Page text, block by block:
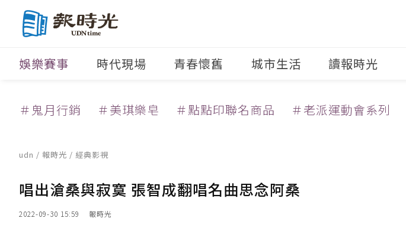
娛樂賽事 時代現場 青春懷舊 城市生活 讀報時光
＃鬼月行銷 ＃美琪樂皂 ＃點點印聯名商品 ＃老派運動會系列
udn / 報時光 / 經典影視
唱出滄桑與寂寞 張智成翻唱名曲思念阿桑
2022-09-30 15:59 報時光